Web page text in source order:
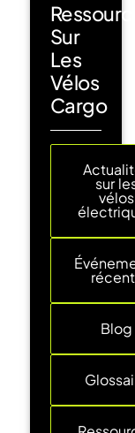
Sur
Les
Vélos
Cargo
sur
vélos
Blog